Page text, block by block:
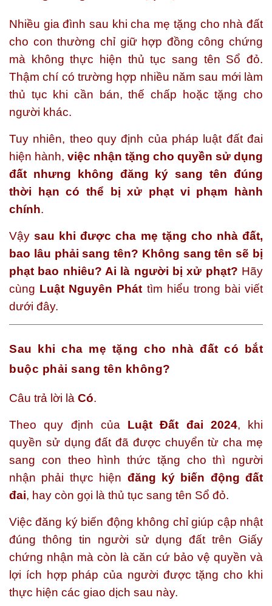
Nhiều gia đình sau khi cha mẹ tặng cho nhà đất
cho con thường chỉ giữ hợp đồng công chứng
mà không thực hiện thủ tục sang tên Sổ đỏ.
Thậm chí có trường hợp nhiều năm sau mới làm
thủ tục khi cần bán, thế chấp hoặc tặng cho
người khác.
Tuy nhiên, theo quy định của pháp luật đất đai
hiện hành, việc nhận tặng cho quyền sử dụng
đất nhưng không đăng ký sang tên đúng
thời hạn có thể bị xử phạt vi phạm hành
chính.
Vậysau khi được cha mẹ tặng cho nhà đất,
bao lâu phải sang tên? Không sang tên sẽ bị
phạt bao nhiêu? Ai là người bị xử phạt? Hãy
cùng Luật Nguyên Phát tìm hiểu trong bài viết
dưới đây.
Sau khi cha mẹ tặng cho nhà đất có bắt
buộc phải sang tên không?
Câu trả lời là Có.
Theo quy định của Luật Đất đai 2024, khi
quyền sử dụng đất đã được chuyển từ cha mẹ
sang con theo hình thức tặng cho thì người
nhận phải thực hiện đăng ký biến động đất
đai, hay còn gọi là thủ tục sang tên Sổ đỏ.
Việc đăng ký biến động không chỉ giúp cập nhật
đúng thông tin người sử dụng đất trên Giấy
chứng nhận mà còn là căn cứ bảo vệ quyền và
lợi ích hợp pháp của người được tặng cho khi
thực hiện các giao dịch sau này.